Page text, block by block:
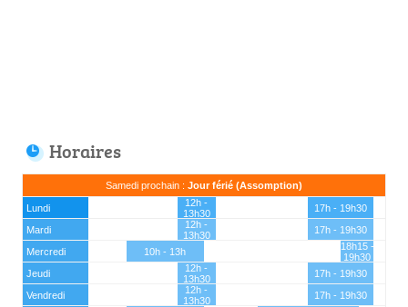
Horaires
Samedi prochain : Jour férié (Assomption)
Lundi
12h -
13h30
17h - 19h30
Mardi
12h -
13h30
17h - 19h30
Mercredi
10h - 13h
18h15 -
19h30
Jeudi
12h -
13h30
17h - 19h30
Vendredi
12h -
13h30
17h - 19h30